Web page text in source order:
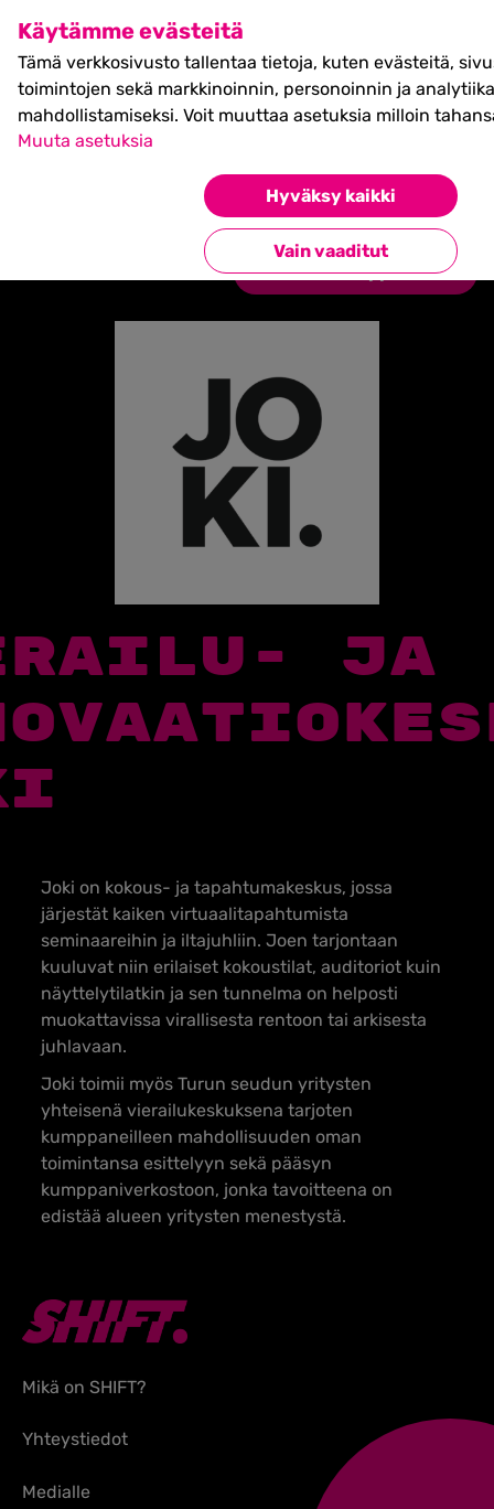
Käytämme evästeitä
Tämä verkkosivusto tallentaa tietoja, kuten evästeitä,
toimintojen sekä markkinoinnin, personoinnin ja
mahdollistamiseksi. Voit muuttaa asetuksia milloin
Muuta asetuksia
Hyväksy kaikki
Vain vaaditut
SHIFT Business Festival
27.5.2027, Turku - liput
myynnissä nyt! >>
» Vierailu- ja innovaatiokeskus
Takaisin kumppaneihin
JA
Joki on kokous- ja tapahtumakeskus, jossa
järjestät kaiken virtuaalitapahtumista
seminaareihin ja iltajuhliin. Joen tarjontaan
kuuluvat niin erilaiset kokoustilat, auditoriot kuin
näyttelytilatkin ja sen tunnelma on helposti
muokattavissa virallisesta rentoon tai arkisesta
juhlavaan.
Joki toimii myös Turun seudun yritysten
yhteisenä vierailukeskuksena tarjoten
kumppaneilleen mahdollisuuden oman
toimintansa esittelyyn sekä pääsyn
kumppaniverkostoon, jonka tavoitteena on
edistää alueen yritysten menestystä.
Mikä on SHIFT?
Yhteystiedot
Medialle